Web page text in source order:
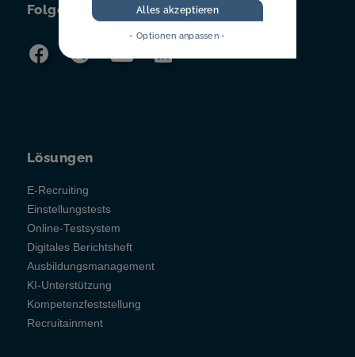
Folgen Sie uns!
Lösungen
E-Recruiting
Einstellungstests
Online-Testsystem
Digitales Berichtsheft
Ausbildungsmanagement
KI-Unterstützung
Kompetenzfeststellung
Recruitainment
Alles akzeptieren
- Optionen anpassen -